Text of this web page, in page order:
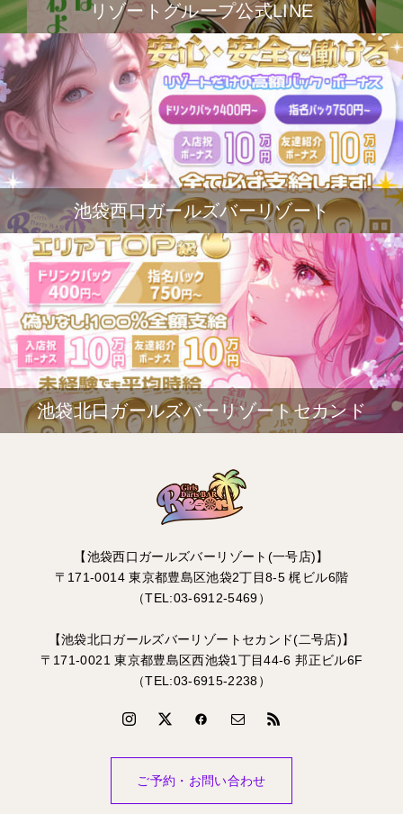
リゾートグループ公式LINE
池袋西口ガールズバーリゾート
池袋北口ガールズバーリゾートセカンド
【池袋西口ガールズバーリゾート(一号店)】
〒171-0014 東京都豊島区池袋2丁目8-5 梶ビル6階
（TEL:03-6912-5469）
【池袋北口ガールズバーリゾートセカンド(二号店)】
〒171-0021 東京都豊島区西池袋1丁目44-6 邦正ビル6F
（TEL:03-6915-2238）
ご予約・お問い合わせ